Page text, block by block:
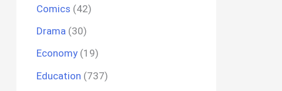
Comics (42)
Drama (30)
Economy (19)
Education (737)